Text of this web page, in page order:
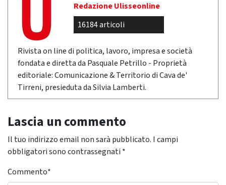
Redazione Ulisseonline
16184 articoli
Rivista on line di politica, lavoro, impresa e società
fondata e diretta da Pasquale Petrillo - Proprietà
editoriale: Comunicazione & Territorio di Cava de'
Tirreni, presieduta da Silvia Lamberti.
Lascia un commento
Il tuo indirizzo email non sarà pubblicato. I campi
obbligatori sono contrassegnati *
Commento*